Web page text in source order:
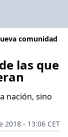
comunidad
las que
nación, sino
2018 - 13:06 CET